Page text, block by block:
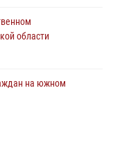
области
на южном
области